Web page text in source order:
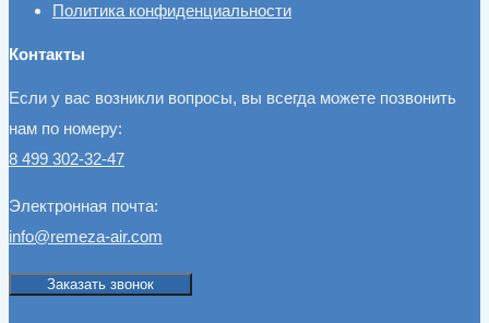
Политика конфиденциальности
Контакты
Если у вас возникли вопросы, вы всегда можете позвонить
нам по номеру:
8 499 302-32-47
Электронная почта:
info@remeza-air.com
Заказать звонок